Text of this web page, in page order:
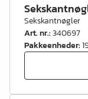
Sekskantnøgler
Art. nr.:340697
Pakkeenheder: